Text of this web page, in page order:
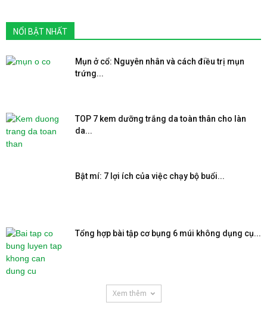
NỔI BẬT NHẤT
Mụn ở cổ: Nguyên nhân và cách điều trị mụn
trứng...
TOP 7 kem dưỡng trắng da toàn thân cho làn
da...
Bật mí: 7 lợi ích của việc chạy bộ buổi...
Tổng hợp bài tập cơ bụng 6 múi không dụng cụ...
Xem thêm